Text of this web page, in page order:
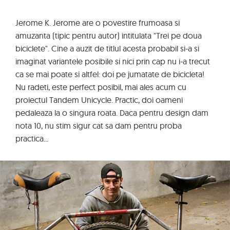
Jerome K. Jerome are o povestire frumoasa si
amuzanta (tipic pentru autor) intitulata "Trei pe doua
biciclete". Cine a auzit de titlul acesta probabil si-a si
imaginat variantele posibile si nici prin cap nu i-a trecut
ca se mai poate si altfel: doi pe jumatate de bicicleta!
Nu radeti, este perfect posibil, mai ales acum cu
proiectul Tandem Unicycle. Practic, doi oameni
pedaleaza la o singura roata. Daca pentru design dam
nota 10, nu stim sigur cat sa dam pentru proba
practica...